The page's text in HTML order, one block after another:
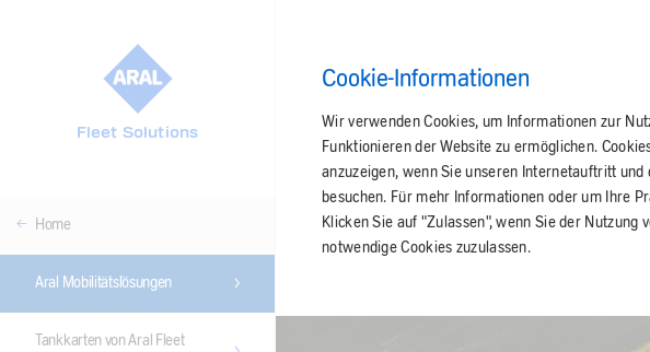
Cookie-Informationen
Wir verwenden Cookies, um Informationen zur
Funktionieren der Website zu ermöglichen.
anzuzeigen, wenn Sie unseren Internetauftritt
besuchen. Für mehr Informationen oder um Ihre
Klicken Sie auf "Zulassen", wenn Sie der Nutzung
notwendige Cookies zuzulassen.
Fleet Solutions
Home
Aral Mobilitätslösungen
Tankkarten von Aral Fleet